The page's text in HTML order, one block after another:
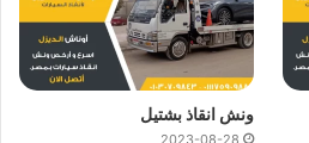
ونش انقاذ بشتيل